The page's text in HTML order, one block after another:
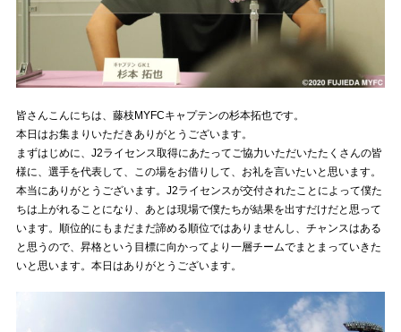
皆さんこんにちは、藤枝MYFCキャプテンの杉本拓也です。
本日はお集まりいただきありがとうございます。
まずはじめに、J2ライセンス取得にあたってご協力いただいたたくさんの皆
様に、選手を代表して、この場をお借りして、お礼を言いたいと思います。
本当にありがとうございます。J2ライセンスが交付されたことによって僕た
ちは上がれることになり、あとは現場で僕たちが結果を出すだけだと思って
います。順位的にもまだまだ諦める順位ではありませんし、チャンスはある
と思うので、昇格という目標に向かってより一層チームでまとまっていきた
いと思います。本日はありがとうございます。